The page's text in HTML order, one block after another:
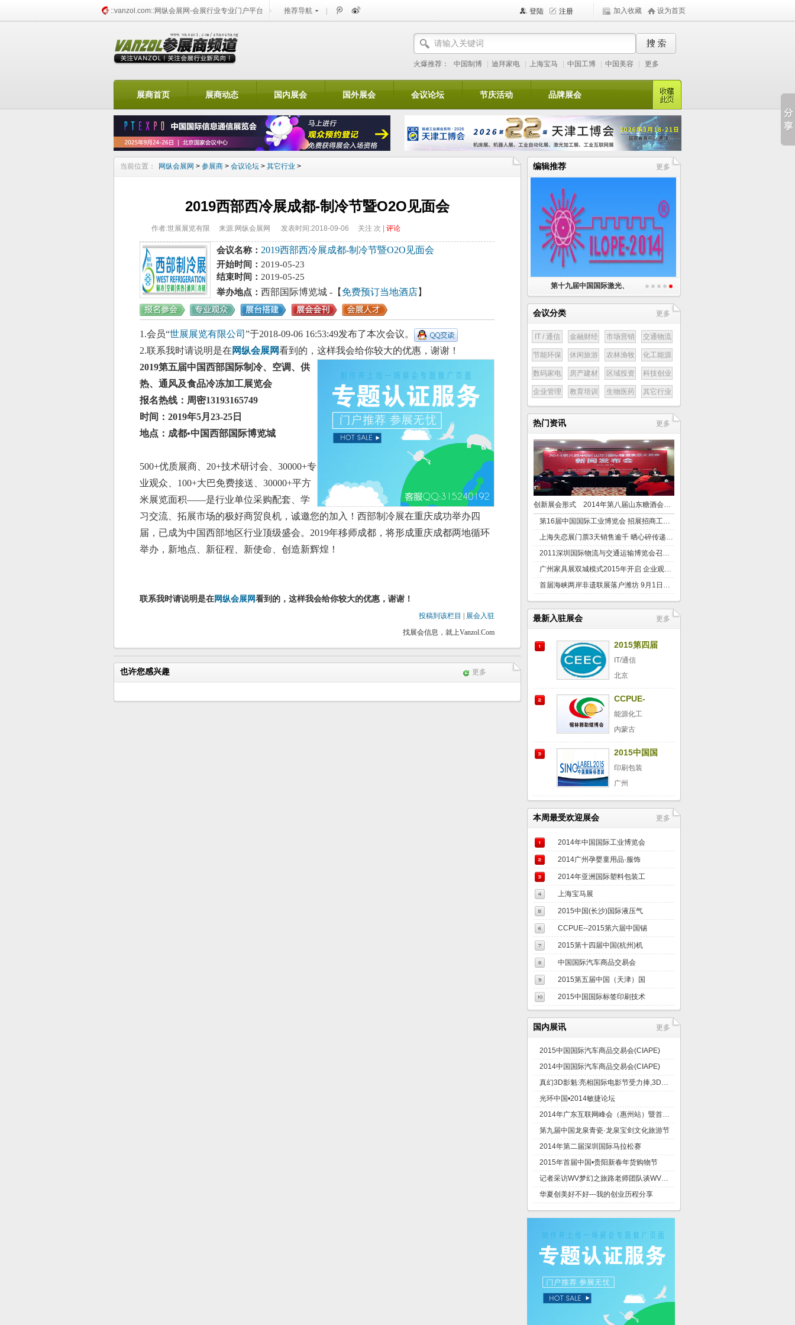
::vanzol.com::网纵会展网-会展行业专业门户平台 推荐导航 加入收藏 设为首页
火爆推荐： 中国制博 迪拜家电 上海宝马 中国工博 中国美容 更多
展商首页 展商动态 国内展会 国外展会 会议论坛 节庆活动 品牌展会
当前位置： 网纵会展网 > 参展商 > 会议论坛 > 其它行业 >
2019西部西冷展成都-制冷节暨O2O见面会
作者:世展展览有限 来源:网纵会展网 发表时间:2018-09-06 关注 次 | 评论
会议名称： 2019西部西冷展成都-制冷节暨O2O见面会
开始时间： 2019-05-23
结束时间： 2019-05-25
举办地点 ： 西部国际博览城 -【 免费预订当地酒店】
1.会员“世展展览有限公司 ”于2018-09-06 16:53:49发布了本次会议。
2.联系我时请说明是在 网纵会展网看到的，这样我会给你较大的优惠，谢谢！
2019第五届中国西部国际制冷、空调、供
热、通风及食品冷冻加工展览会
报名热线：周密13193165749
时间： 2019年5月23-25日
地点：成都•中国西部国际博览城
500+优质展商、20+技术研讨会、30000+专
业观众、100+大巴免费接送、30000+平方
米展览面积——是行业单位采购配套、学
习交流、拓展市场的极好商贸良机，诚邀您的加入！ 西部制冷展在重庆成功举办四
届，已成为中国西部地区行业顶级盛会。 2019年移师成都，将形成重庆成都两地循环
举办，新地点、新征程、新使命、创造新辉煌！
联系我时请说明是在网纵会展网看到的，这样我会给你较大的优惠，谢谢！
投稿到该栏目
展会入驻
找展会信息，就上Vanzol.Com
也许您感兴趣 更多
编辑推荐 更多
第十九届中国国际激光、
会议分类 更多
IT / 通信 金融财经 市场营销 交通物流
节能环保 休闲旅游 农林渔牧 化工能源
数码家电 房产建材 区域投资 科技创业
企业管理 教育培训 生物医药 其它行业
热门资讯 更多
创新展会形式 2014年第八届山东糖酒会下月举行
第16届中国国际工业博览会 招展招商工作动员会
上海失恋展门票3天销售逾千 晒心碎传递正能量？
2011深圳国际物流与交通运输博览会召开新闻发布会
广州家具展双城模式2015年开启 企业观望与期待同在
首届海峡两岸非遗联展落户潍坊 9月1日开幕
最新入驻展会 更多
2015第四届
（北京）国
际电子支付
技术与设备
展览会
IT/通信
北京
CCPUE-
-2015第六届
中国锡林郭
勒国际煤炭
工业博览会
能源化工
内蒙古
2015中国国
际标签印刷
技术展览会
印刷包装
广州
本周最受欢迎展会 更多
2014年中国国际工业博览会
2014广州孕婴童用品·服饰
2014年亚洲国际塑料包装工
上海宝马展
2015中国(长沙)国际液压气
CCPUE--2015第六届中国锡
林郭
2015第十四届中国(杭州)机
中国国际汽车商品交易会
2015第五届中国（天津）国
2015中国国际标签印刷技术
国内展讯 更多
2015中国国际汽车商品交易会(CIAPE)
2014中国国际汽车商品交易会(CIAPE)
真幻3D影魁:亮相国际电影节受力捧,3D技术比肩国际水平
光环中国•2014敏捷论坛
2014年广东互联网峰会（惠州站）暨首届惠州网络千人交流大会
第九届中国龙泉青瓷·龙泉宝剑文化旅游节
2014年第二届深圳国际马拉松赛
2015年首届中国•贵阳新春年货购物节
记者采访WV梦幻之旅路老师团队谈WV世界环旅集团,worldventures公司的趋势
华夏创美好不好---我的创业历程分享